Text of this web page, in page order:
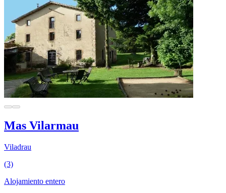
Mas Vilarmau
Viladrau
(3)
Alojamiento entero